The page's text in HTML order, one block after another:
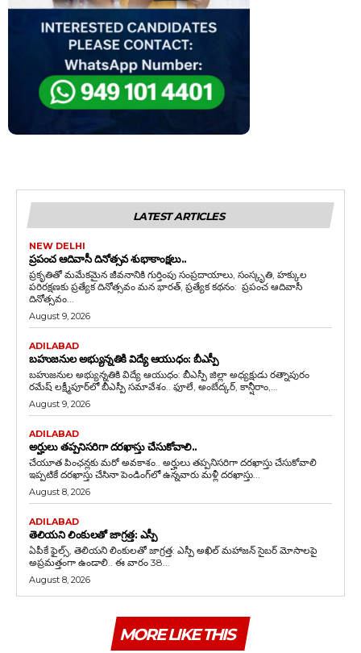
LATEST ARTICLES
NEW DELHI
ప్రపంచ ఆదివాసీ దినోత్సవ శుభాకాంక్షలు..
ప్రకృతితో మమేకమైన జీవనానికి గుర్తింపు సంప్రదాయాలు, సంస్కృతి, హక్కుల
పరిరక్షణకు ప్రత్యేక దినోత్సవం మన భారత్, ప్రత్యేక కథనం: ప్రపంచ ఆదివాసీ
దినోత్సవం...
August 9, 2026
ADILABAD
బహుజనుల అభ్యున్నతికి విద్యే ఆయుధం: బీఎస్పీ
బహుజనుల అభ్యున్నతికి విద్యే ఆయుధం: బీఎస్పీ జిల్లా అధ్యక్షుడు రత్నాపురం
రమేష్ లక్ష్మీపూర్‌లో బీఎస్పీ సమావేశం.. ఫూలే, అంబేద్కర్, కాన్షీరాం,...
August 9, 2026
ADILABAD
అర్హులు తప్పనిసరిగా దరఖాస్తు చేసుకోవాలి..
చేయూత పింఛన్లకు మరో అవకాశం.. అర్హులు తప్పనిసరిగా దరఖాస్తు చేసుకోవాలి
ఇప్పటికే దరఖాస్తు చేసినా పెండింగ్‌లో ఉన్నవారు మళ్లీ దరఖాస్తు...
August 8, 2026
ADILABAD
తెలియని లింకులతో జాగ్రత్త: ఎస్పీ
ఏపీకే ఫైల్స్‌, తెలియని లింకులతో జాగ్రత్త: ఎస్పీ అఖిల్ మహాజన్ సైబర్ మోసాలపై
అప్రమత్తంగా ఉండాలి.. ఈ వారం 38...
August 8, 2026
MORE LIKE THIS